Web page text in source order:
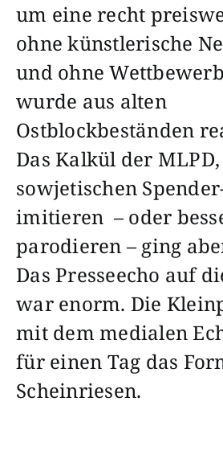
um eine recht
ohne künstlerische
und ohne
wurde aus alten
Ostblockbeständen
Das Kalkül der
sowjetischen
imitieren – oder
parodieren – ging
Das Presseecho auf
war enorm. Die
mit dem medialen
für einen Tag das
Scheinriesen.